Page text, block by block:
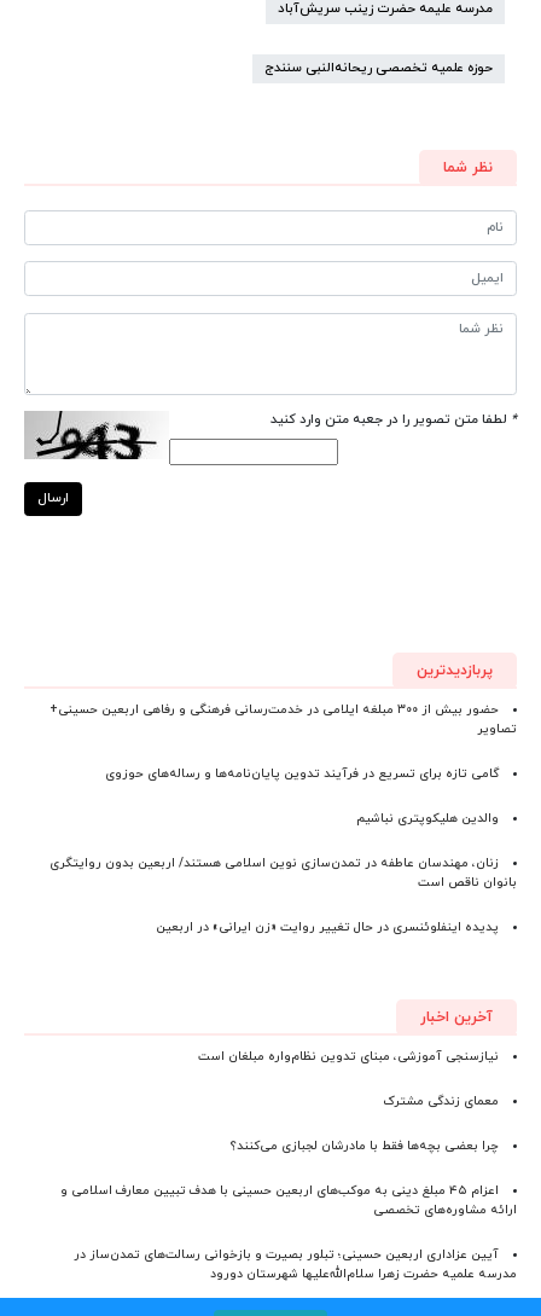
مدرسه علیمه حضرت زینب سریش‌آباد
حوزه علمیه تخصصی ریحانه‌النبی سنندج
نظر شما
* لطفا متن تصویر را در جعبه متن وارد کنید
ارسال
پربازدیدترین
حضور بیش از ۳۰۰ مبلغه ایلامی در خدمت‌رسانی فرهنگی و رفاهی اربعین حسینی+
تصاویر
گامی تازه برای تسریع در فرآیند تدوین پایان‌نامه‌ها و رساله‌های حوزوی
والدین هلیکوپتری نباشیم
زنان، مهندسان عاطفه در تمدن‌سازی نوین اسلامی هستند/ اربعین بدون روایتگری
بانوان ناقص است
پدیده اینفلوئنسری در حال تغییر روایت «زن ایرانی» در اربعین
آخرین اخبار
نیازسنجی آموزشی، مبنای تدوین نظام‌واره مبلغان است
معمای زندگی مشترک
چرا بعضی بچه‌ها فقط با مادرشان لجبازی می‌کنند؟
اعزام ۴۵ مبلغ دینی به موکب‌های اربعین حسینی با هدف تبیین معارف اسلامی و
ارائه مشاوره‌های تخصصی
آیین عزاداری اربعین حسینی؛ تبلور بصیرت و بازخوانی رسالت‌های تمدن‌ساز در
مدرسه علمیه حضرت زهرا سلام‌الله‌علیها شهرستان دورود